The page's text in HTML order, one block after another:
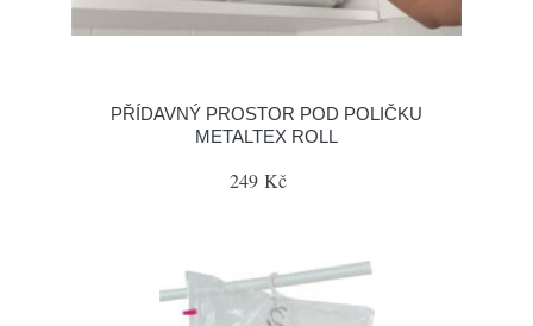
PŘÍDAVNÝ PROSTOR POD POLIČKU
METALTEX ROLL
249 Kč